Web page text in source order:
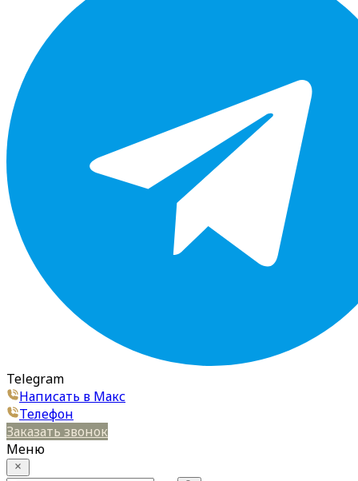
Telegram
Написать в Макс
Телефон
Заказать звонок
Меню